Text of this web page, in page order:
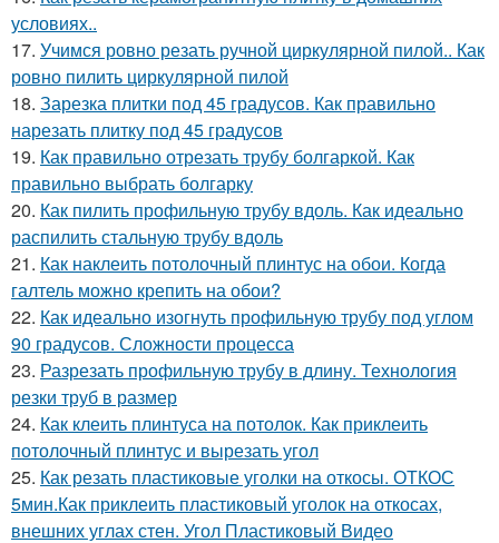
условиях..
17. Учимся ровно резать ручной циркулярной пилой.. Как
ровно пилить циркулярной пилой
18. Зарезка плитки под 45 градусов. Как правильно
нарезать плитку под 45 градусов
19. Как правильно отрезать трубу болгаркой. Как
правильно выбрать болгарку
20. Как пилить профильную трубу вдоль. Как идеально
распилить стальную трубу вдоль
21. Как наклеить потолочный плинтус на обои. Когда
галтель можно крепить на обои?
22. Как идеально изогнуть профильную трубу под углом
90 градусов. Сложности процесса
23. Разрезать профильную трубу в длину. Технология
резки труб в размер
24. Как клеить плинтуса на потолок. Как приклеить
потолочный плинтус и вырезать угол
25. Как резать пластиковые уголки на откосы. ОТКОС
5мин.Как приклеить пластиковый уголок на откосах,
внешних углах стен. Угол Пластиковый Видео